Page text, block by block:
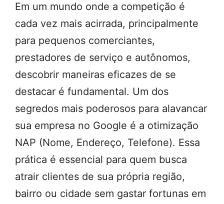
Em um mundo onde a competição é
cada vez mais acirrada, principalmente
para pequenos comerciantes,
prestadores de serviço e autônomos,
descobrir maneiras eficazes de se
destacar é fundamental. Um dos
segredos mais poderosos para alavancar
sua empresa no Google é a otimização
NAP (Nome, Endereço, Telefone). Essa
prática é essencial para quem busca
atrair clientes de sua própria região,
bairro ou cidade sem gastar fortunas em